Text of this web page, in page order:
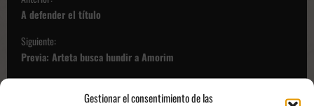
Gestionar el consentimiento de las
a
v
e
g
A defender el título
Siguiente:
Previa: Arteta busca hundir a Amorim